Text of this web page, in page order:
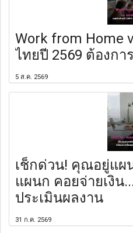
Work from Home
ไทยปี 2569 ต้องก
5 ส.ค. 2569
เช็กด่วน! คุณอยู่แผ
แผนก คอยจ่ายเงิน
ประเมินผลงาน
31 ก.ค. 2569